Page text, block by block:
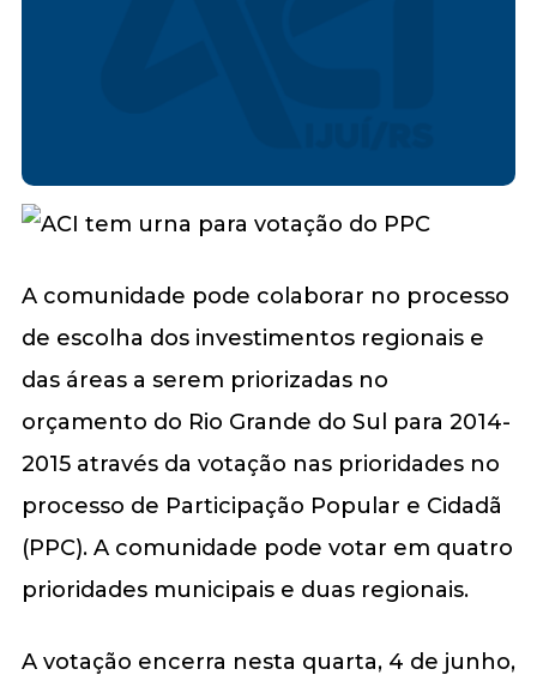
A comunidade pode colaborar no processo
de escolha dos investimentos regionais e
das áreas a serem priorizadas no
orçamento do Rio Grande do Sul para 2014-
2015 através da votação nas prioridades no
processo de Participação Popular e Cidadã
(PPC). A comunidade pode votar em quatro
prioridades municipais e duas regionais.
A votação encerra nesta quarta, 4 de junho,